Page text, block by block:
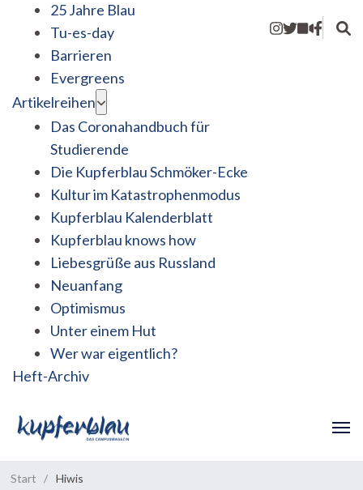
25 Jahre Blau
Tu-es-day
Barrieren
Evergreens
Artikelreihen
Das Coronahandbuch für
Studierende
Die Kupferblau Schmöker-Ecke
Kultur im Katastrophenmodus
Kupferblau Kalenderblatt
Kupferblau knows how
Liebesgrüße aus Russland
Neuanfang
Optimismus
Unter einem Hut
Wer war eigentlich?
Heft-Archiv
Start / Hiwis